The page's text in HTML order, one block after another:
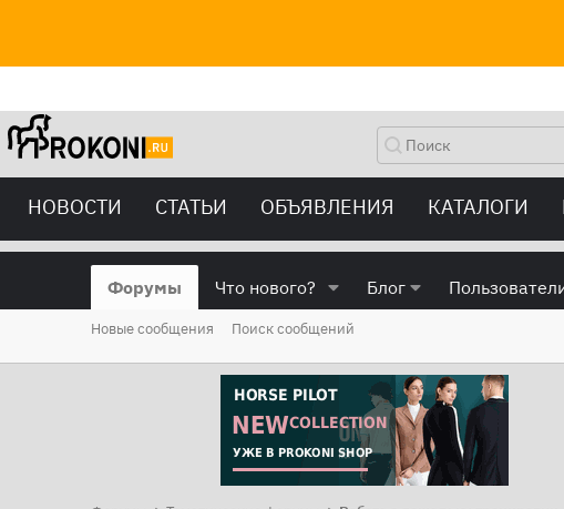
НОВОСТИ СТАТЬИ ОБЪЯВЛЕНИЯ КАТАЛОГИ
Форумы Что нового? Блог
Новые сообщения Поиск сообщений